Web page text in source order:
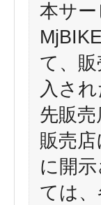
本サ
て、
入さ
先販
販売
に開
ては